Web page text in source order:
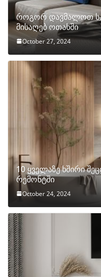
როგორ დავმალოთ
მისაღებ ოთახში
October 27, 2024
10 ყველაზე ხშირი
რემონტში
October 24, 2024